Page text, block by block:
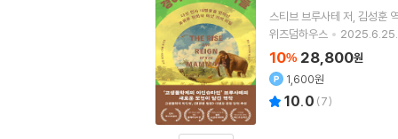
스티브 브루사테 저 김성훈 역
위즈덤하우스
2025.6.25.
10% 28,800원
1,600원
10.0 (7)